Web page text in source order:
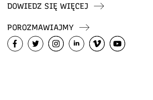
DOWIEDZ SIĘ WIĘCEJ
POROZMAWIAJMY